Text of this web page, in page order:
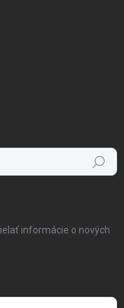
Hľadať
informácie o nových